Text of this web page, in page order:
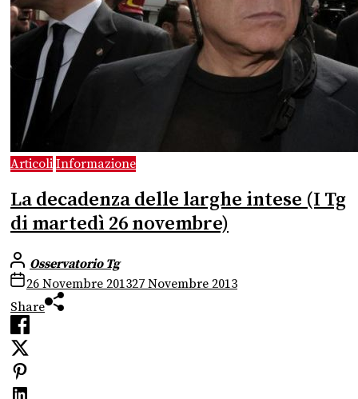
Articoli Informazione
La decadenza delle larghe intese (I Tg
di martedì 26 novembre)
Osservatorio Tg
26 Novembre 201327 Novembre 2013
Share